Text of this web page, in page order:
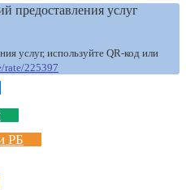
предоставления услуг
услуг, используйте QR-код или
rate/225397
РБ